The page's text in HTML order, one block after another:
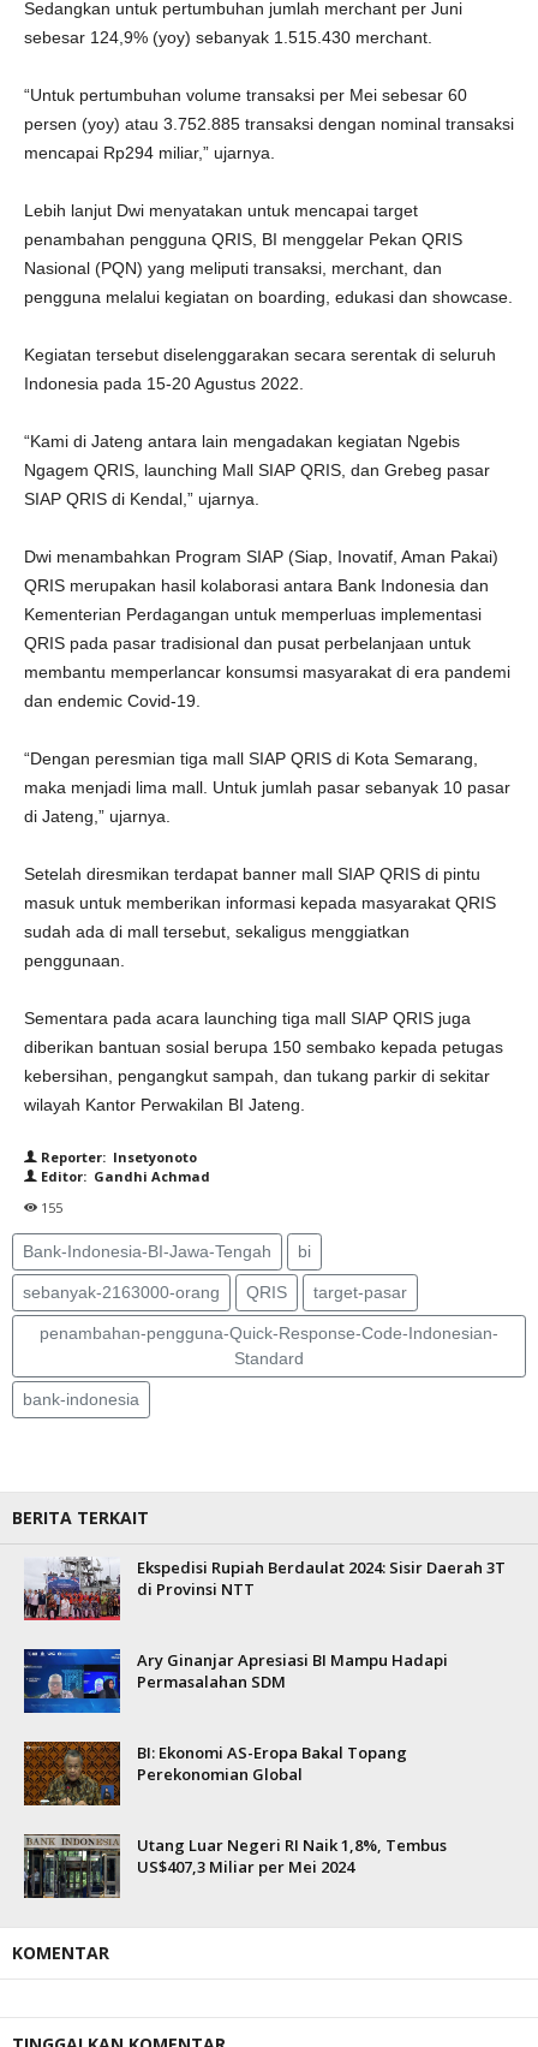
Sedangkan untuk pertumbuhan jumlah merchant per Juni
sebesar 124,9% (yoy) sebanyak 1.515.430 merchant.
“Untuk pertumbuhan volume transaksi per Mei sebesar 60
persen (yoy) atau 3.752.885 transaksi dengan nominal transaksi
mencapai Rp294 miliar,” ujarnya.
Lebih lanjut Dwi menyatakan untuk mencapai target
penambahan pengguna QRIS, BI menggelar Pekan QRIS
Nasional (PQN) yang meliputi transaksi, merchant, dan
pengguna melalui kegiatan on boarding, edukasi dan showcase.
Kegiatan tersebut diselenggarakan secara serentak di seluruh
Indonesia pada 15-20 Agustus 2022.
“Kami di Jateng antara lain mengadakan kegiatan Ngebis
Ngagem QRIS, launching Mall SIAP QRIS, dan Grebeg pasar
SIAP QRIS di Kendal,” ujarnya.
Dwi menambahkan Program SIAP (Siap, Inovatif, Aman Pakai)
QRIS merupakan hasil kolaborasi antara Bank Indonesia dan
Kementerian Perdagangan untuk memperluas implementasi
QRIS pada pasar tradisional dan pusat perbelanjaan untuk
membantu memperlancar konsumsi masyarakat di era pandemi
dan endemic Covid-19.
“Dengan peresmian tiga mall SIAP QRIS di Kota Semarang,
maka menjadi lima mall. Untuk jumlah pasar sebanyak 10 pasar
di Jateng,” ujarnya.
Setelah diresmikan terdapat banner mall SIAP QRIS di pintu
masuk untuk memberikan informasi kepada masyarakat QRIS
sudah ada di mall tersebut, sekaligus menggiatkan
penggunaan.
Sementara pada acara launching tiga mall SIAP QRIS juga
diberikan bantuan sosial berupa 150 sembako kepada petugas
kebersihan, pengangkut sampah, dan tukang parkir di sekitar
wilayah Kantor Perwakilan BI Jateng.
Reporter: Insetyonoto
Editor: Gandhi Achmad
155
Bank-Indonesia-BI-Jawa-Tengah bi
sebanyak-2163000-orang QRIS target-pasar
penambahan-pengguna-Quick-Response-Code-Indonesian-
Standard
bank-indonesia
BERITA TERKAIT
Ekspedisi Rupiah Berdaulat 2024: Sisir Daerah 3T
di Provinsi NTT
Ary Ginanjar Apresiasi BI Mampu Hadapi
Permasalahan SDM
BI: Ekonomi AS-Eropa Bakal Topang
Perekonomian Global
Utang Luar Negeri RI Naik 1,8%, Tembus
US$407,3 Miliar per Mei 2024
KOMENTAR